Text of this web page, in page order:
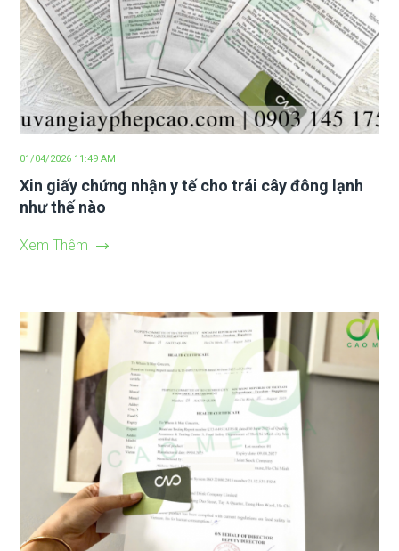
01/04/2026 11:49 AM
Xin giấy chứng nhận y tế cho trái cây đông lạnh
như thế nào
Xem Thêm